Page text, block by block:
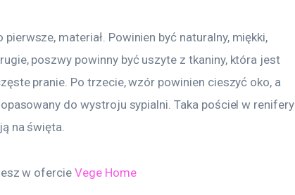
materiał. Powinien być naturalny, miękki,
poszwy powinny być uszyte z tkaniny, która jest
pranie. Po trzecie, wzór powinien cieszyć oko, a
do wystroju sypialni. Taka pościel w renifery
na święta.
w ofercie Vege Home